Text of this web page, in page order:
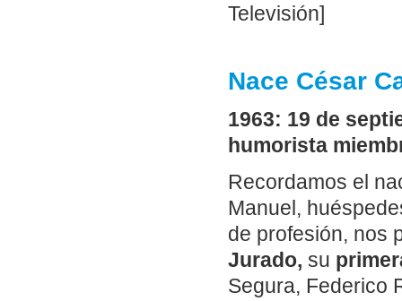
Televisión]
Nace César
1963: 19 de
humorista
Recordamos el
Manuel,
de profesión, nos
Jurado, su
Segura, Federico